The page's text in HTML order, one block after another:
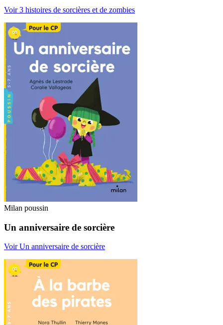
Voir 3 histoires de sorcières et de zombies
Milan poussin
Un anniversaire de sorcière
Voir Un anniversaire de sorcière